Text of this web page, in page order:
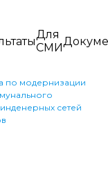
Для
СМИ
по модернизации
сетей